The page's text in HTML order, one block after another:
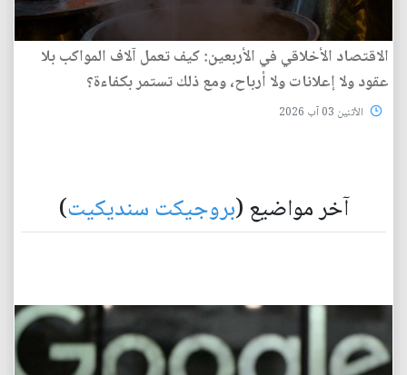
الاقتصاد الأخلاقي في الأربعين: كيف تعمل آلاف المواكب بلا
عقود ولا إعلانات ولا أرباح، ومع ذلك تستمر بكفاءة؟
الأثنين 03 آب 2026
آخر مواضيع (بروجيكت سنديكيت)